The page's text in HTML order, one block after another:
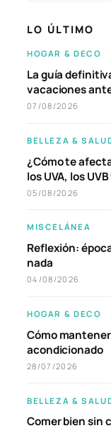
LO ÚLTIMO
HOGAR & DECO
La guía
vacaciones
07/08/2026
BELLEZA &
¿Cómo te
los UVA, los
05/08/2026
MISCELÁNEA
Reflexión:
nada
04/08/2026
HOGAR & DECO
Cómo
acondicionado
28/07/2026
BELLEZA &
Comer bien sin